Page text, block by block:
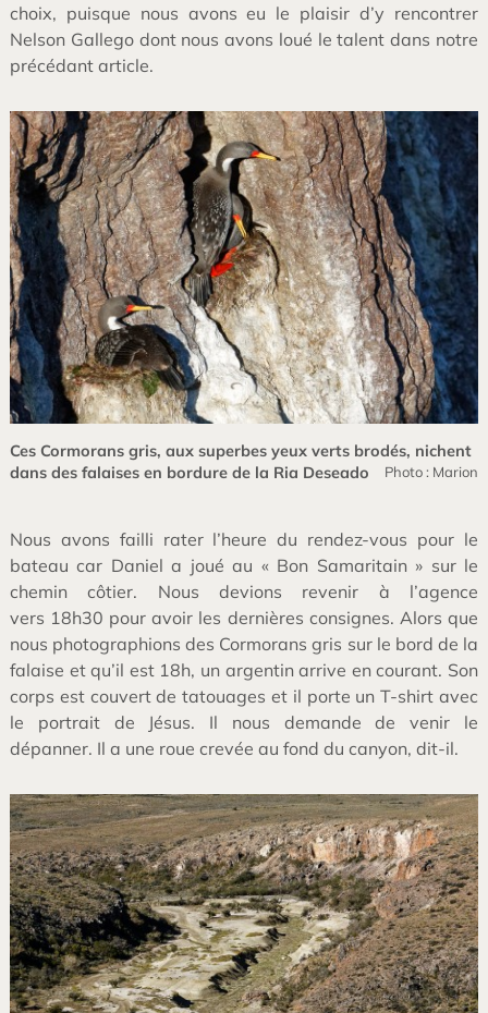
choix, puisque nous avons eu le plaisir d’y rencontrer
Nelson Gallego dont nous avons loué le talent dans notre
précédant article.
Ces Cormorans gris, aux superbes yeux verts brodés, nichent
dans des falaises en bordure de la Ria Deseado
Photo : Marion
Nous avons failli rater l’heure du rendez-vous pour le
bateau car Daniel a joué au « Bon Samaritain » sur le
chemin côtier. Nous devions revenir à l’agence
vers 18h30 pour avoir les dernières consignes. Alors que
nous photographions des Cormorans gris sur le bord de la
falaise et qu’il est 18h, un argentin arrive en courant. Son
corps est couvert de tatouages et il porte un T-shirt avec
le portrait de Jésus. Il nous demande de venir le
dépanner. Il a une roue crevée au fond du canyon, dit-il.